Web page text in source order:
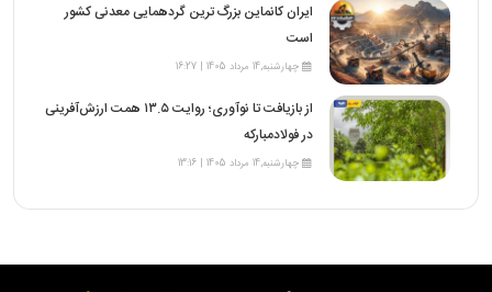
ایران کانماین بزرگ ترین گردهمایی معدنی کشور
است
چهارشنبه,14 مرداد 1405 | 16:27
از بازیافت تا نوآوری؛ روایت ۱۳.۵ همت ارزش‌آفرینی
در فولادمبارکه
چهارشنبه,14 مرداد 1405 | 13:16